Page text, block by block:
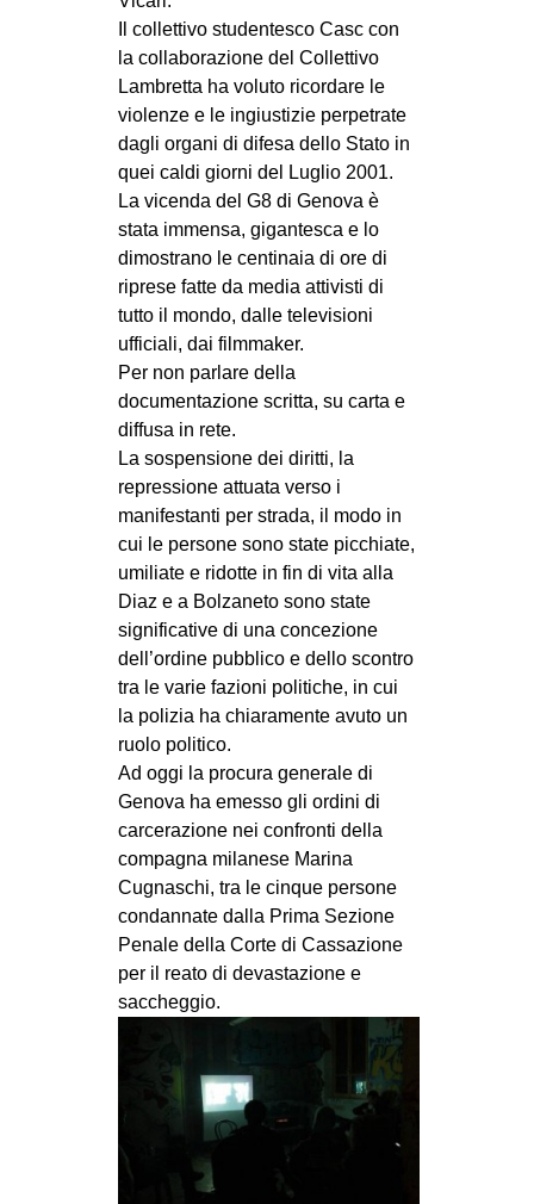
EUROPA
MEDIO ORIENTE
MONDO
EVENTI
in
Fb
tw
bsky
ms
Il collettivo studentesco Casc con
la collaborazione del Collettivo
Lambretta ha voluto ricordare le
violenze e le ingiustizie perpetrate
dagli organi di difesa dello Stato in
quei caldi giorni del Luglio 2001.
La vicenda del G8 di Genova è
stata immensa, gigantesca e lo
dimostrano le centinaia di ore di
riprese fatte da media attivisti di
tutto il mondo, dalle televisioni
ufficiali, dai filmmaker.
Per non parlare della
documentazione scritta, su carta e
diffusa in rete.
La sospensione dei diritti, la
repressione attuata verso i
manifestanti per strada, il modo in
cui le persone sono state picchiate,
umiliate e ridotte in fin di vita alla
Diaz e a Bolzaneto sono state
significative di una concezione
dell’ordine pubblico e dello scontro
tra le varie fazioni politiche, in cui
la polizia ha chiaramente avuto un
ruolo politico.
Ad oggi la procura generale di
Genova ha emesso gli ordini di
carcerazione nei confronti della
compagna milanese Marina
Cugnaschi, tra le cinque persone
condannate dalla Prima Sezione
Penale della Corte di Cassazione
per il reato di devastazione e
saccheggio.